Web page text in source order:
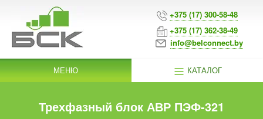
+375 (17) 300-58-48
+375 (17) 362-38-49
info@belconnect.by
МЕНЮ КАТАЛОГ
Трехфазный блок АВР ПЭФ-321